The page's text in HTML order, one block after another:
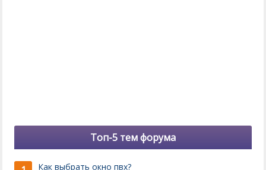
Топ-5 тем форума
Как выбрать окно пвх?